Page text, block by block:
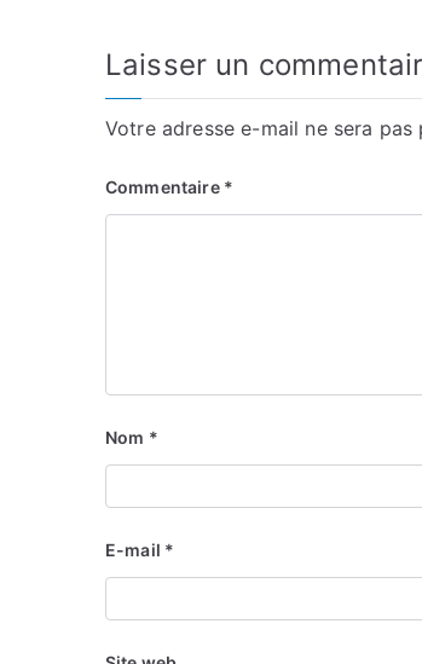
Laisser un
Votre adresse e-mail ne sera pas
Commentaire *
Nom *
E-mail *